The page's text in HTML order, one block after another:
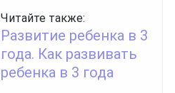
Читайте также:
Развитие ребенка в 3
года. Как развивать
ребенка в 3 года